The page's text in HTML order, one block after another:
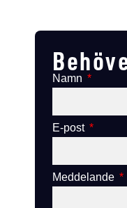
Namn
E-post
Meddelande